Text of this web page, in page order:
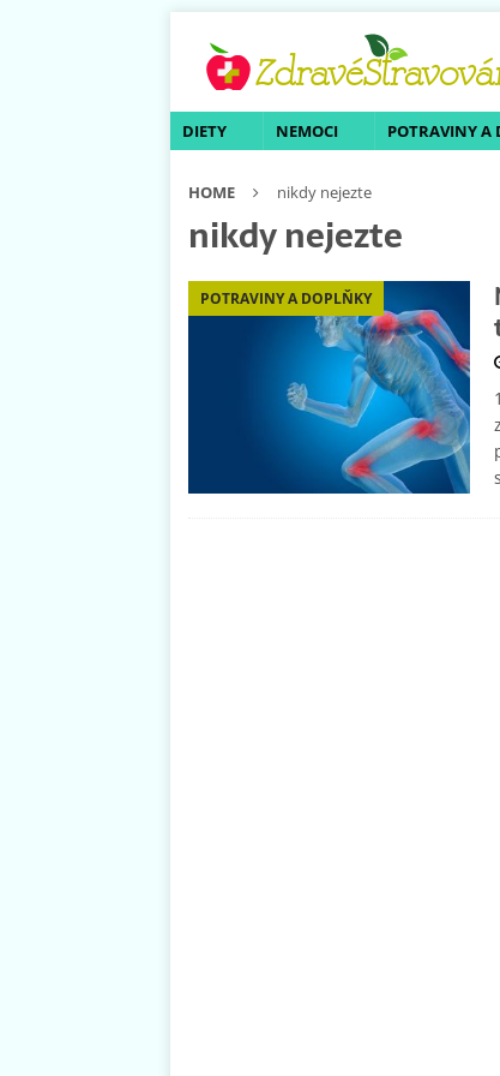
DIETY NEMOCI POTRAVINY A
HOME nikdy nejezte
nikdy nejezte
POTRAVINY A DOPLŇKY